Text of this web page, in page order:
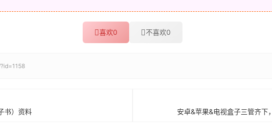
喜欢0 不喜欢0
书）资料 安卓&苹果&电视盒子三管齐下